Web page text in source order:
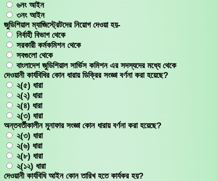
৬নং আইন
৩নং আইন
জুডিশিয়াল ম্যাজিস্ট্রেটদের নিয়োগ দেওয়া হয়-
নির্বাহী বিভাগ থেকে
সরকারী কর্মকমিশন থেকে
সবগুলো থেকে
বাংলাদেশ জুডিশিয়াল সার্ভিস কমিশন এর সদস্যদের মধ্যে থেকে
দেওয়ানী কার্যবিধির কোন ধারায় ডিক্রির সংজ্ঞা বর্ণনা করা হয়েছে?
২(৫) ধারা
২(২) ধারা
২(৪) ধারা
২(৩) ধারা
অন্তবর্তীকালীন মুনাফার সংজ্ঞা কোন ধারায় বর্ণনা করা হয়েছে?
২(৩) ধারা
২(৬) ধারা
২(৮) ধারা
২(১২) ধারা
দেওয়ানী কার্যবিধি আইন কোন তারিখ হতে কার্যকর হয়?